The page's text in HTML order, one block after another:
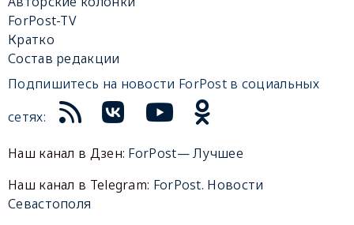
ForPost-TV
Кратко
Состав редакции
Подпишитесь на новости ForPost в социальных
сетях:
Наш канал в Дзен: ForPost— Лучшее
Наш канал в Telegram: ForPost. Новости
Севастополя